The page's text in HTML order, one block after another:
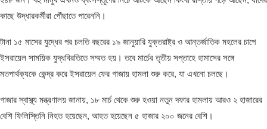
কাছে উদ্ধারকর্মীরা পৌঁছাতে পারেননি।
টানা ১৫ মাসের যুদ্ধের পর চলতি বছরের ১৯ জানুয়ারি যুক্তরাষ্ট্র ও আন্তর্জাতিক মহলের চাপে
ইসরায়েল সাময়িক যুদ্ধবিরতিতে সম্মত হয়। তবে মার্চের তৃতীয় সপ্তাহে হামাসের সঙ্গে
মতপার্থক্যকে কেন্দ্র করে ইসরায়েল ফের গাজায় হামলা শুরু করে, যা এখনো চলছে।
গাজার স্বাস্থ্য মন্ত্রণালয় জানায়, ১৮ মার্চ থেকে শুরু হওয়া নতুন দফার হামলায় আরও ২ হাজারের
বেশি ফিলিস্তিনি নিহত হয়েছেন, আহত হয়েছেন ৫ হাজার ২০০ জনের বেশি।